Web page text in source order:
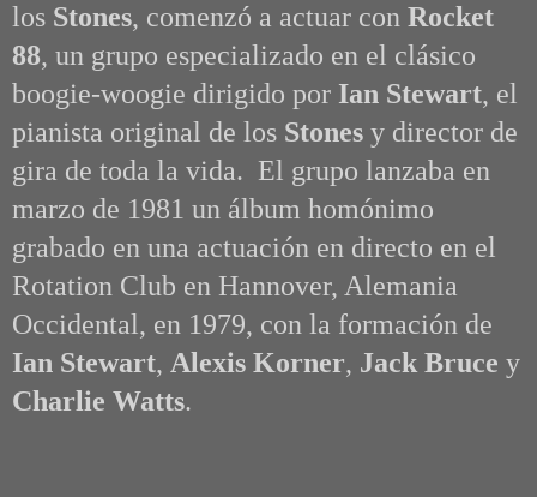
los Stones, comenzó a actuar con Rocket
88, un grupo especializado en el clásico
boogie-woogie dirigido por Ian Stewart, el
pianista original de los Stones y director de
gira de toda la vida. El grupo lanzaba en
marzo de 1981 un álbum homónimo
grabado en una actuación en directo en el
Rotation Club en Hannover, Alemania
Occidental, en 1979, con la formación de
Ian Stewart, Alexis Korner, Jack Bruce y
Charlie Watts.